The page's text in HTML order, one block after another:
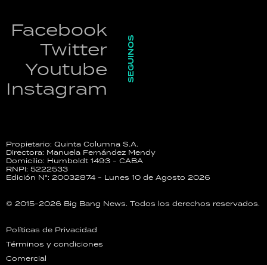
Facebook
Twitter
Youtube
Instagram
SEGUINOS
Propietario: Quinta Columna S.A.
Directora: Manuela Fernández Mendy
Domicilio: Humboldt 1493 - CABA
RNPI: 5222533
Edición N°: 20032874 - Lunes 10 de Agosto 2026
© 2015-2026 Big Bang News. Todos los derechos reservados.
Políticas de Privacidad
Términos y condiciones
Comercial